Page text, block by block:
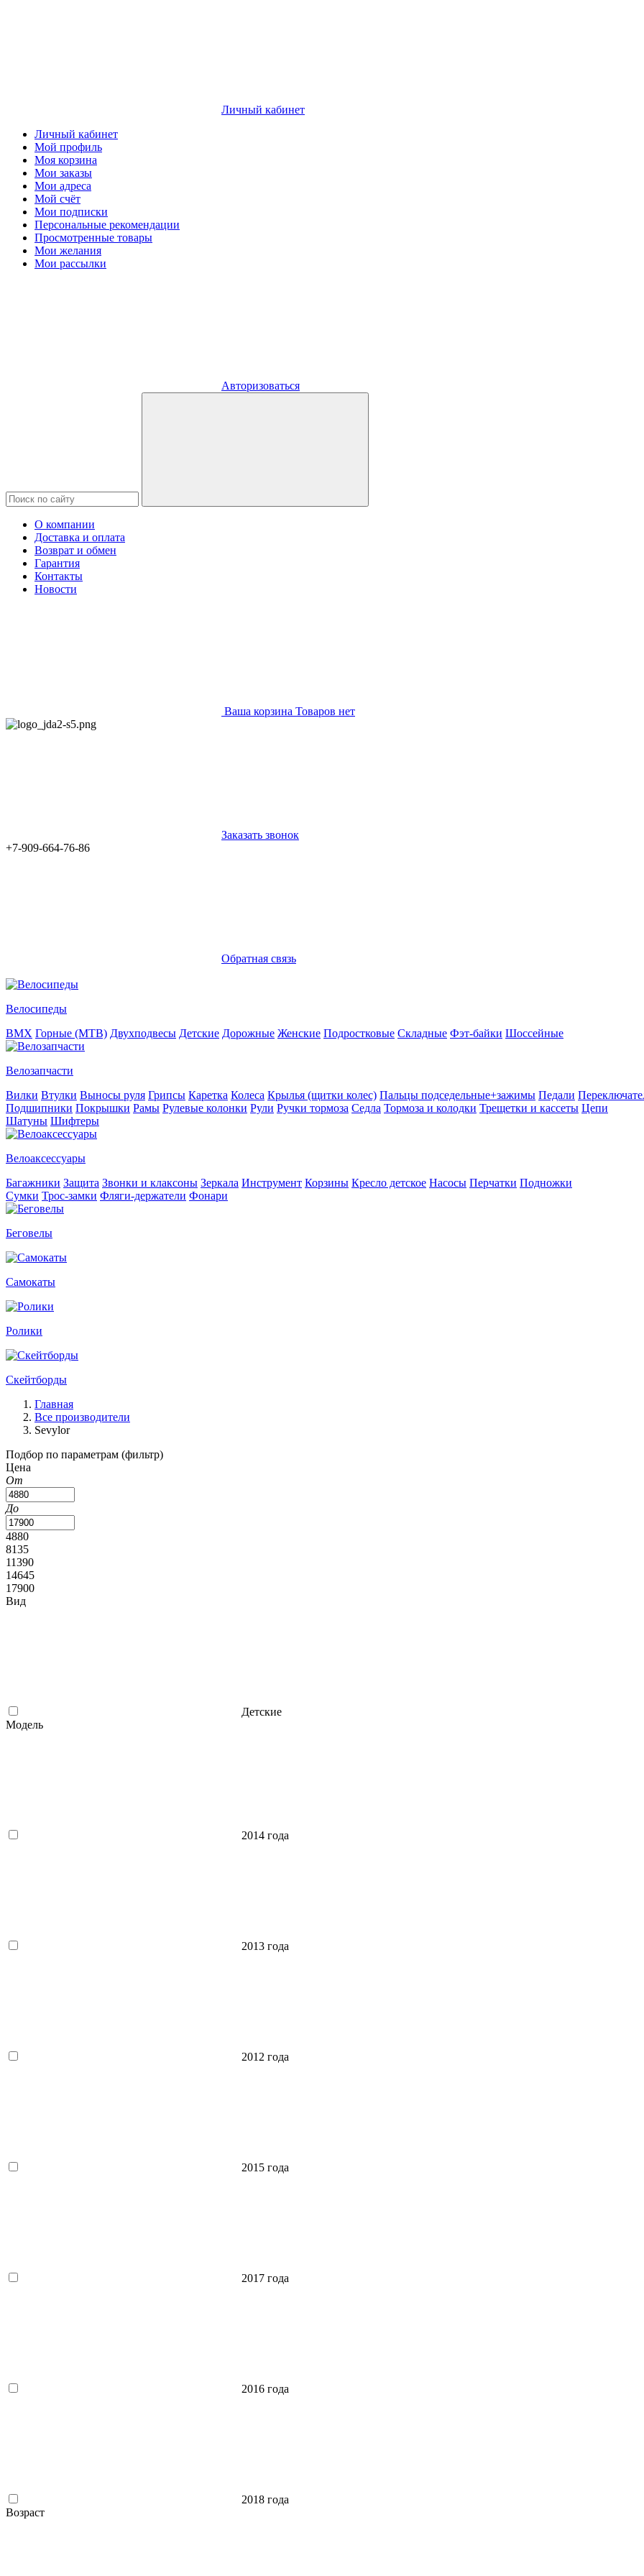
Личный кабинет
Личный кабинет
Мой профиль
Моя корзина
Мои заказы
Мои адреса
Мой счёт
Мои подписки
Персональные рекомендации
Просмотренные товары
Мои желания
Мои рассылки
Авторизоваться
О компании
Доставка и оплата
Возврат и обмен
Гарантия
Контакты
Новости
Ваша корзина Товаров нет
Заказать звонок
+7-909-664-76-86
Обратная связь
Велосипеды
BMX Горные (MTB) Двухподвесы Детские Дорожные Женские Подростковые Складные Фэт-байки Шоссейные
Велозапчасти
Вилки Втулки Выносы руля Грипсы Каретка Колеса Крылья (щитки колес) Пальцы подседельные+зажимы Педали
Подшипники Покрышки Рамы Рулевые колонки Рули Ручки тормоза Седла Тормоза и колодки Трещетки и кассеты Цепи
Шатуны Шифтеры
Велоаксессуары
Багажники Защита Звонки и клаксоны Зеркала Инструмент Корзины Кресло детское Насосы Перчатки Подножки
Сумки Трос-замки Фляги-держатели Фонари
Беговелы
Самокаты
Ролики
Скейтборды
Главная
Все производители
Sevylor
Подбор по параметрам (фильтр)
Цена
От
До
4880
8135
11390
14645
17900
Вид
Детские
Модель
2014 года
2013 года
2012 года
2015 года
2017 года
2016 года
2018 года
Возраст